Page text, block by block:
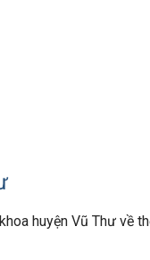
huyện Vũ Thư về